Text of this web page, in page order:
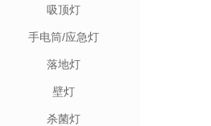
吸顶灯
手电筒/应急灯
落地灯
壁灯
杀菌灯